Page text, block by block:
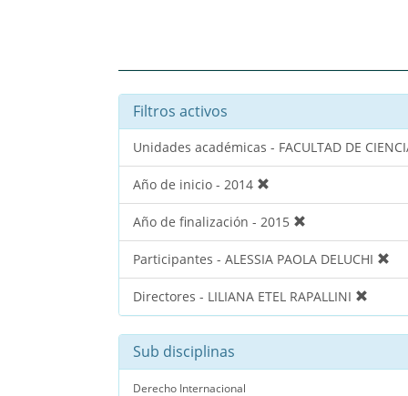
Filtros activos
Unidades académicas - FACULTAD DE
Año de inicio - 2014
Año de finalización - 2015
Participantes - ALESSIA PAOLA DELUCHI
Directores - LILIANA ETEL RAPALLINI
Sub disciplinas
Derecho Internacional